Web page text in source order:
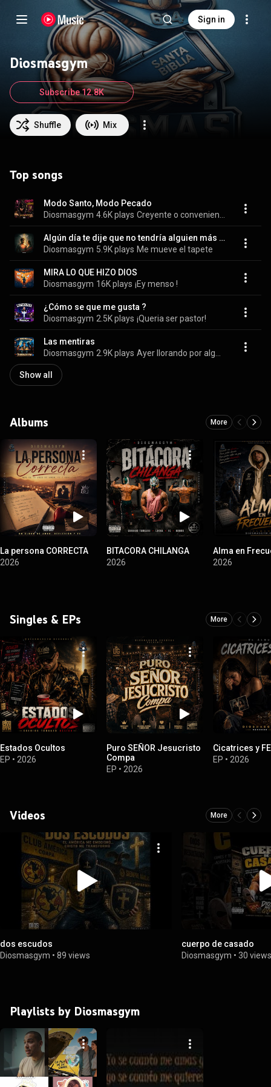
Sign in
Diosmasgym
Shuffle Mix
Subscribe 12.8K
Top songs
Modo Santo, Modo Pecado
Diosmasgym 4.6K plays
Algún día te dije que no tendría alguien más que a ti
Diosmasgym 5.9K plays Me mueve el tapete
MIRA LO QUE HIZO DIOS
Diosmasgym 16K plays ¡Ey menso !
¿Cómo se que me gusta ?
Diosmasgym 2.5K plays ¡Queria ser pastor!
Las mentiras
Diosmasgym 2.9K plays
Show all
Albums More
La persona CORRECTA
2026
BITACORA CHILANGA
2026
Alma en
2026
Singles & EPs More
Estados Ocultos
EP • 2026
Puro SEÑOR Jesucristo
Compa
EP • 2026
Cicatrices y FE
EP • 2026
Videos More
dos escudos
Diosmasgym • 89 views
cuerpo de casado
Diosmasgym •30
Playlists by Diosmasgym